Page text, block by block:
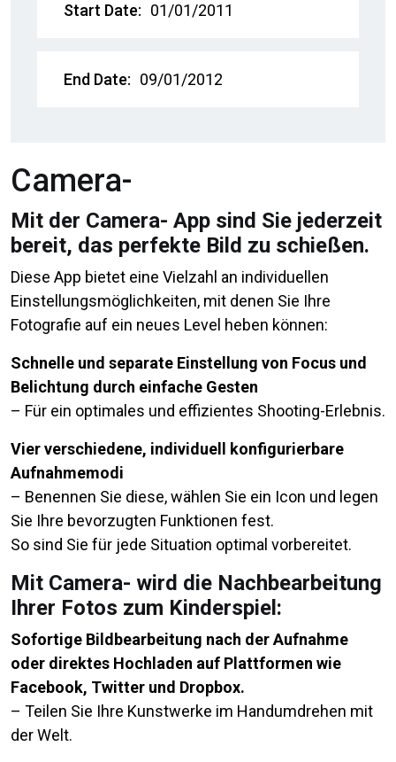
Camera-
Mit der Camera- App sind Sie jederzeit
bereit, das perfekte Bild zu schießen.
Diese App bietet eine Vielzahl an individuellen
Einstellungsmöglichkeiten, mit denen Sie Ihre
Fotografie auf ein neues Level heben können:
Schnelle und separate Einstellung von Focus und
Belichtung durch einfache Gesten
– Für ein optimales und effizientes Shooting-Erlebnis.
Vier verschiedene, individuell konfigurierbare
Aufnahmemodi
– Benennen Sie diese, wählen Sie ein Icon und legen
Sie Ihre bevorzugten Funktionen fest.
So sind Sie für jede Situation optimal vorbereitet.
Mit Camera- wird die Nachbearbeitung
Ihrer Fotos zum Kinderspiel:
Sofortige Bildbearbeitung nach der Aufnahme
oder direktes Hochladen auf Plattformen wie
Facebook, Twitter und Dropbox.
– Teilen Sie Ihre Kunstwerke im Handumdrehen mit
der Welt.
Start Date: 01/01/2011
End Date: 09/01/2012